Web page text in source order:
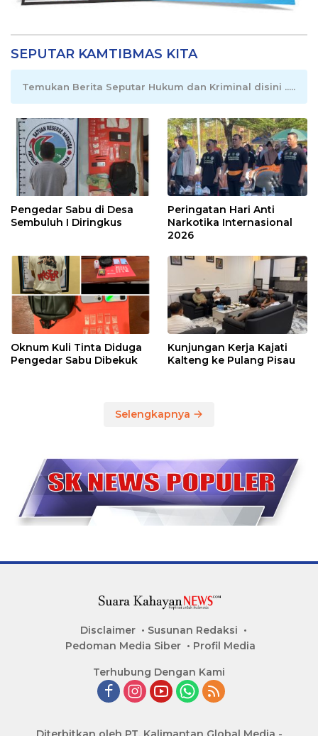
SEPUTAR KAMTIBMAS KITA
Temukan Berita Seputar Hukum dan Kriminal disini .....
Pengedar Sabu di Desa
Sembuluh I Diringkus
Peringatan Hari Anti
Narkotika Internasional
2026
Oknum Kuli Tinta Diduga
Pengedar Sabu Dibekuk
Kunjungan Kerja Kajati
Kalteng ke Pulang Pisau
Selengkapnya
Disclaimer
Susunan Redaksi
Pedoman Media Siber
Profil Media
Terhubung Dengan Kami